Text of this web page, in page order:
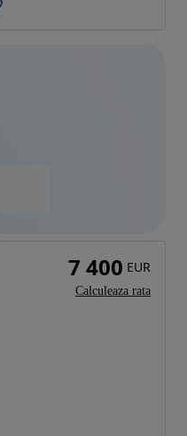
7 400 EUR
Calculeaza rata